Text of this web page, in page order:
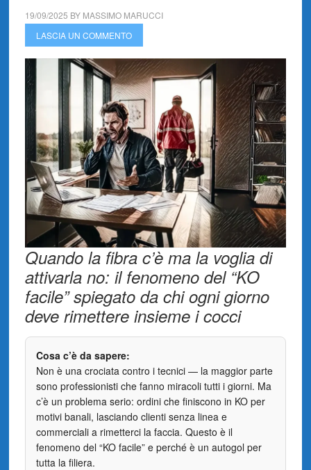
19/09/2025 BY MASSIMO MARUCCI
LASCIA UN COMMENTO
Quando la fibra c’è ma la voglia di
attivarla no: il fenomeno del “KO
facile” spiegato da chi ogni giorno
deve rimettere insieme i cocci
Cosa c’è da sapere:
Non è una crociata contro i tecnici — la maggior parte
sono professionisti che fanno miracoli tutti i giorni. Ma
c’è un problema serio: ordini che finiscono in KO per
motivi banali, lasciando clienti senza linea e
commerciali a rimetterci la faccia. Questo è il
fenomeno del “KO facile” e perché è un autogol per
tutta la filiera.